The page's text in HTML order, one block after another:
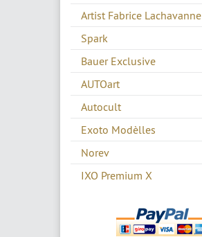
Artist Fabrice Lachavanne
Spark
Bauer Exclusive
AUTOart
Autocult
Exoto Modèlles
Norev
IXO Premium X